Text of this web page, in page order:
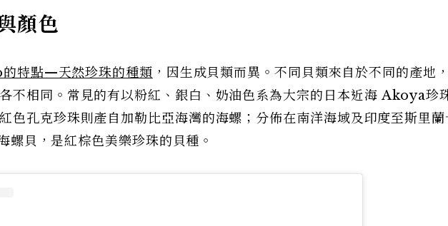
顏色
特點—天然珍珠的種類 ，因生成貝類而異。不同貝類來自於不同的產地
不相同。常見的有以粉紅、銀白、奶油色系為大宗的日本近海 Akoya珍
色孔克珍珠則產自加勒比亞海灣的海螺；分佈在南洋海域及印度至斯里
貝，是紅棕色美樂珍珠的貝種。